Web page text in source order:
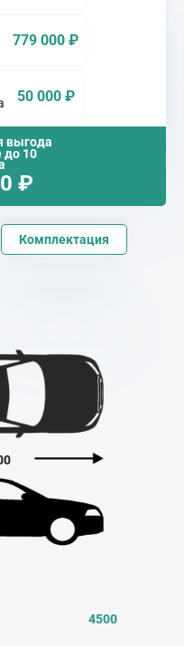
779 000 ₽
50 000 ₽
выгода
до 10
₽
Комплектация
4500